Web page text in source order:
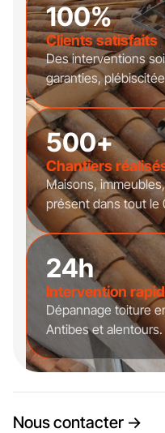
100%
Clients satisfaits
Des interventions
garanties,
500+
Chantiers
Maisons,
présent dans tout le
24h
Intervention
Dépannage toiture
Antibes et alentours.
Nous contacter →